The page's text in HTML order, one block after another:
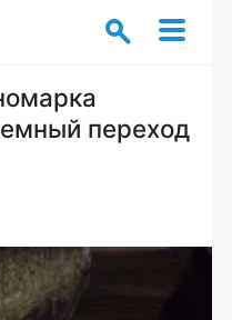
переход